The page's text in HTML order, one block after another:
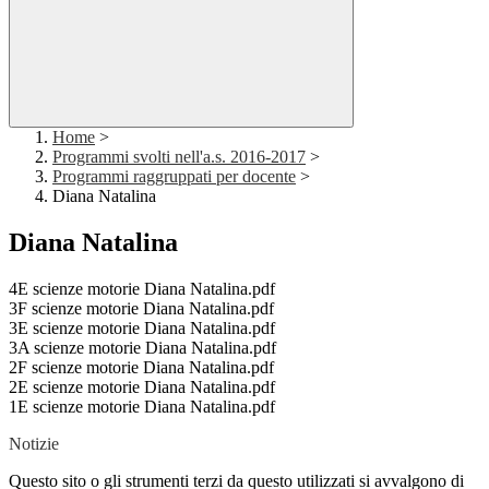
Home >
Programmi svolti nell'a.s. 2016-2017 >
Programmi raggruppati per docente >
Diana Natalina
Diana Natalina
4E scienze motorie Diana Natalina.pdf
3F scienze motorie Diana Natalina.pdf
3E scienze motorie Diana Natalina.pdf
3A scienze motorie Diana Natalina.pdf
2F scienze motorie Diana Natalina.pdf
2E scienze motorie Diana Natalina.pdf
1E scienze motorie Diana Natalina.pdf
Notizie
Questo sito o gli strumenti terzi da questo utilizzati si avvalgono di